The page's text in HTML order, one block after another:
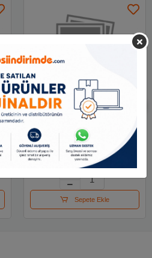
Stabilo Swing Cool
Naturecolors-gül
Kurusu
90.02 TL
Sepete Ekle